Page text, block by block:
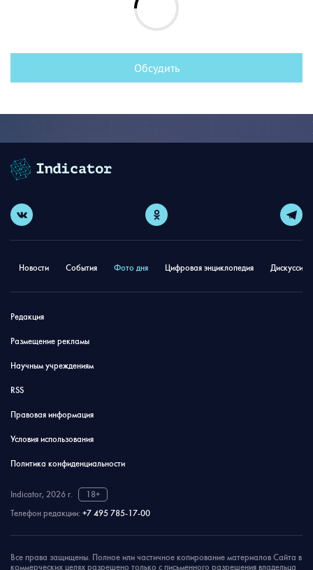
Обсудить
Новости События Фото дня Цифровая энциклопедия
Редакция
Размещение рекламы
Научным учреждениям
RSS
Правовая информация
Условия использования
Политика конфиденциальности
Indicator, 2026 г.
18+
Телефон редакции: +7 495 785-17-00
Все права защищены. Полное или частичное копирование материалов Сайта в
коммерческих целях разрешено только с письменного разрешения владельца